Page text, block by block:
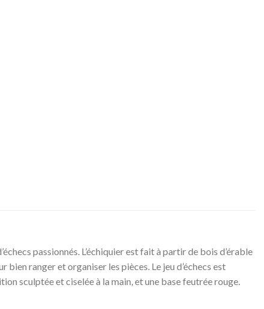
passionnés. L’échiquier est fait à partir de bois d’érable
ranger et organiser les pièces. Le jeu d’échecs est
sculptée et ciselée à la main, et une base feutrée rouge.